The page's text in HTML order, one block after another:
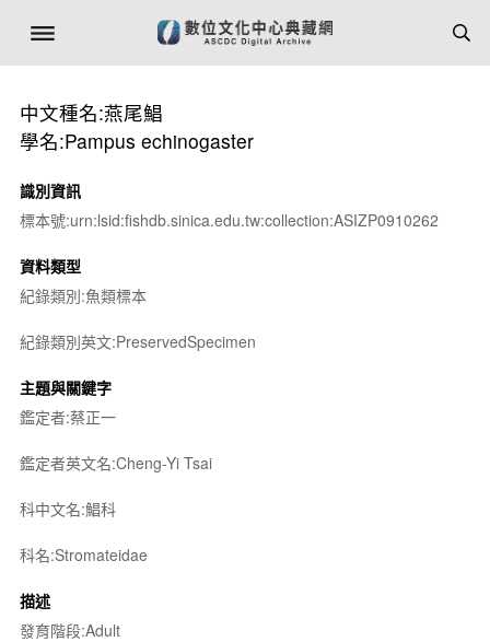
中文種名:燕尾鯧
學名:Pampus echinogaster
識別資訊
標本號:urn:lsid:fishdb.sinica.edu.tw:collection:ASIZP0910262
資料類型
紀錄類別:魚類標本
紀錄類別英文:PreservedSpecimen
主題與關鍵字
鑑定者:蔡正一
鑑定者英文名:Cheng-Yi Tsai
科中文名:鯧科
科名:Stromateidae
描述
發育階段:Adult